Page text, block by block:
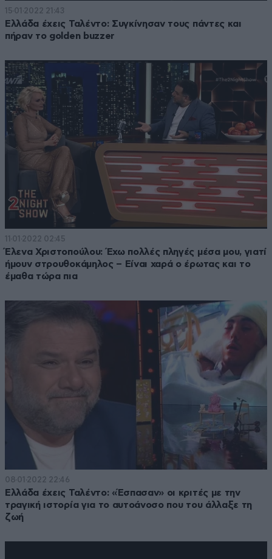
15·01·2022 21:43
Ελλάδα έχεις Ταλέντο: Συγκίνησαν τους πάντες και
πήραν το golden buzzer
11·01·2022 02:45
Έλενα Χριστοπούλου: Έχω πολλές πληγές μέσα μου, γιατί
ήμουν στρουθοκάμηλος – Είναι χαρά ο έρωτας και το
έμαθα τώρα πια
08·01·2022 22:46
Ελλάδα έχεις Ταλέντο: «Έσπασαν» οι κριτές με την
τραγική ιστορία για το αυτοάνοσο που του άλλαξε τη
ζωή